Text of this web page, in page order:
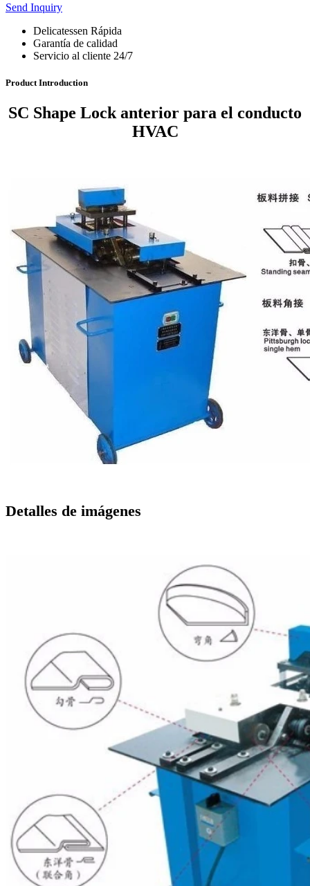
Send Inquiry
Delicatessen Rápida
Garantía de calidad
Servicio al cliente 24/7
Product Introduction
SC Shape Lock anterior para el conducto
HVAC
Detalles de imágenes